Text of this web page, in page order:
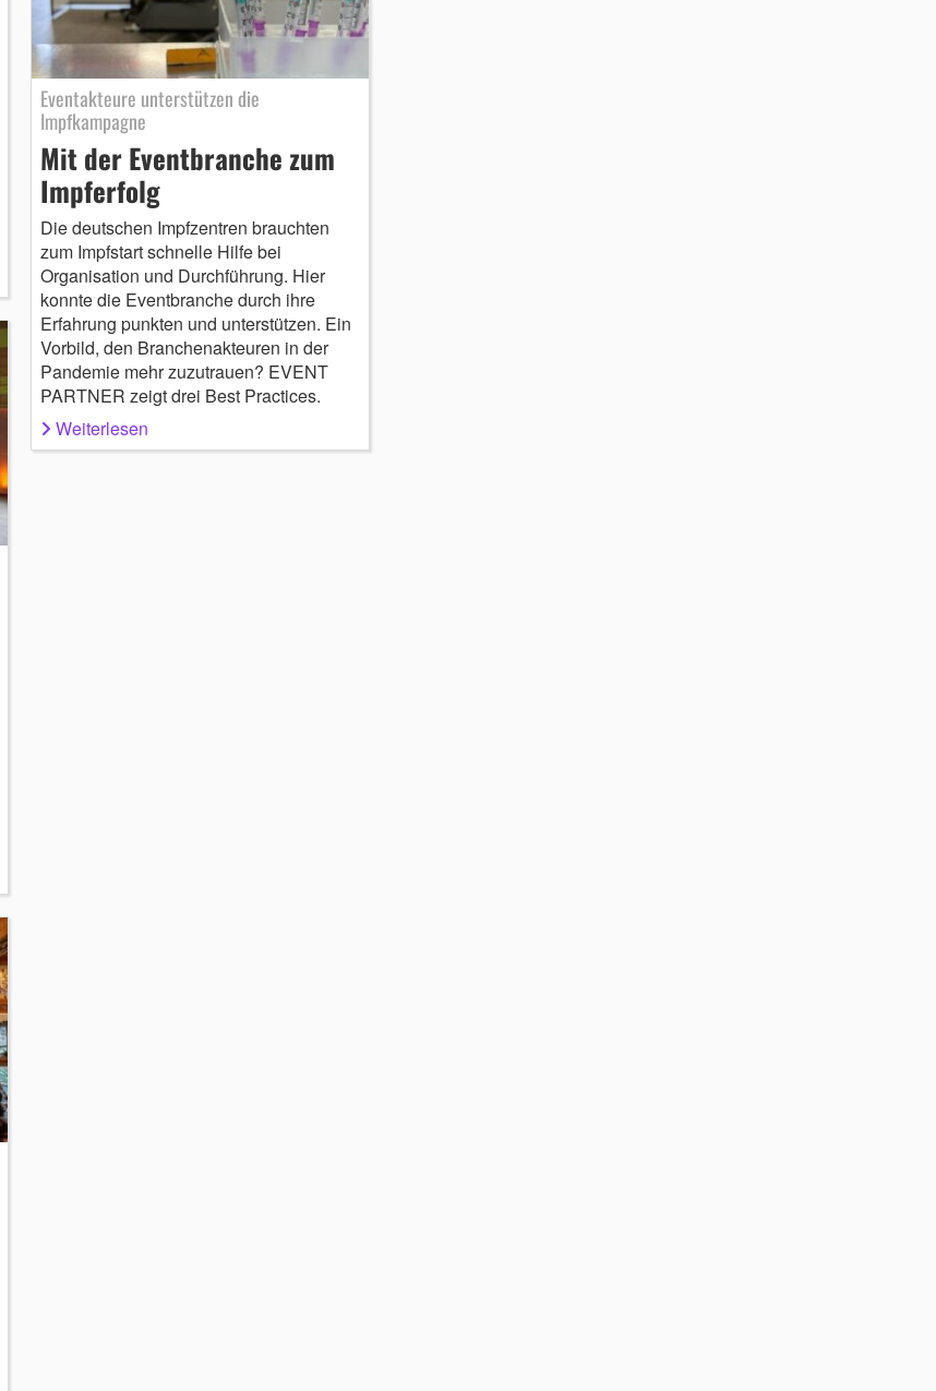
Eventakteure unterstützen die
Impfkampagne
Mit der Eventbranche zum
Impferfolg
Die deutschen Impfzentren brauchten
zum Impfstart schnelle Hilfe bei
Organisation und Durchführung. Hier
konnte die Eventbranche durch ihre
Erfahrung punkten und unterstützen. Ein
Vorbild, den Branchenakteuren in der
Pandemie mehr zuzutrauen? EVENT
PARTNER zeigt drei Best Practices.
Weiterlesen